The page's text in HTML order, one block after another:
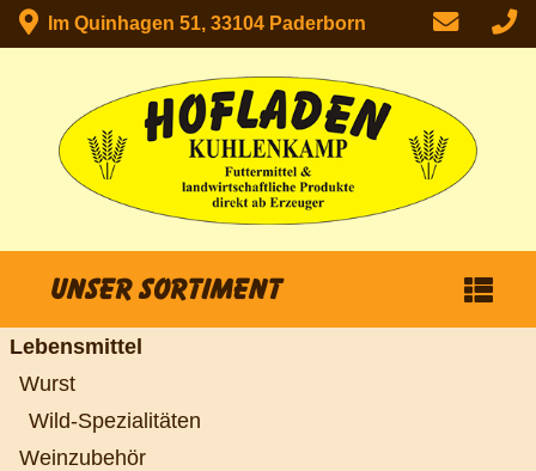
Im Quinhagen 51, 33104 Paderborn
Unser Sortiment
Lebensmittel
Wurst
Wild-Spezialitäten
Weinzubehör